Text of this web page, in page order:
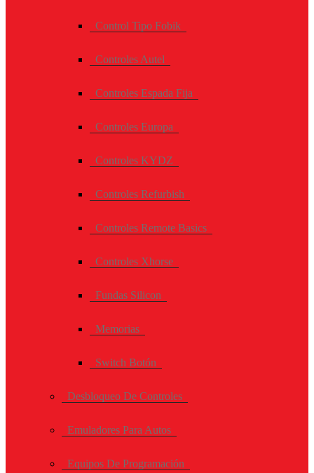
Control Tipo Fobik
Controles Autel
Controles Espada Fija
Controles Europa
Controles KYDZ
Controles Refurbish
Controles Remote Basics
Controles Xhorse
Fundas Silicon
Memorias
Switch Botón
Desbloqueo De Controles
Emuladores Para Autos
Equipos De Programación